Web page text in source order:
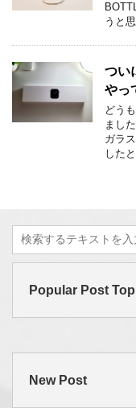
うと
つい
やっ
どう
まし
ガラ
した
Popular Post
New Post